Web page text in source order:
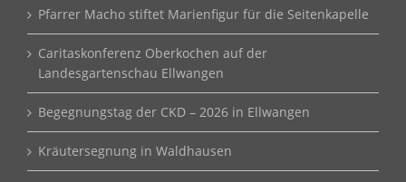
Pfarrer Macho stiftet Marienfigur für die Seitenkapelle
Caritaskonferenz Oberkochen auf der
Landesgartenschau Ellwangen
Begegnungstag der CKD – 2026 in Ellwangen
Kräutersegnung in Waldhausen